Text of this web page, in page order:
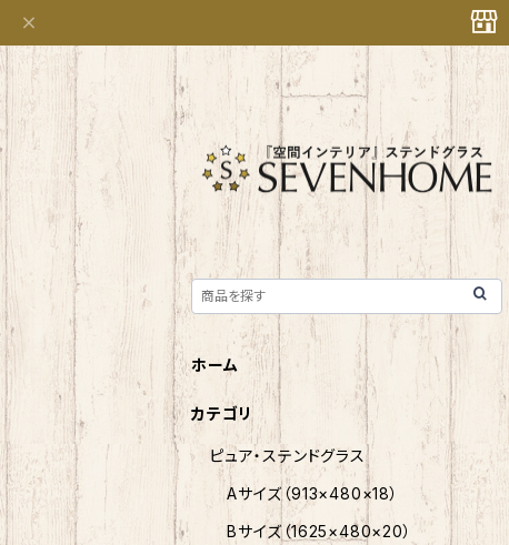
ホーム
カテゴリ
ピュア・ステンドグラス
Aサイズ（913×480×18）
Bサイズ（1625×480×20）